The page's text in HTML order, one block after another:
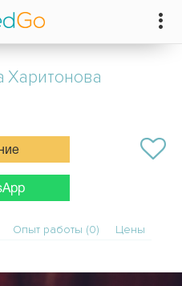
Харитонова
Опыт работы (0) Цены